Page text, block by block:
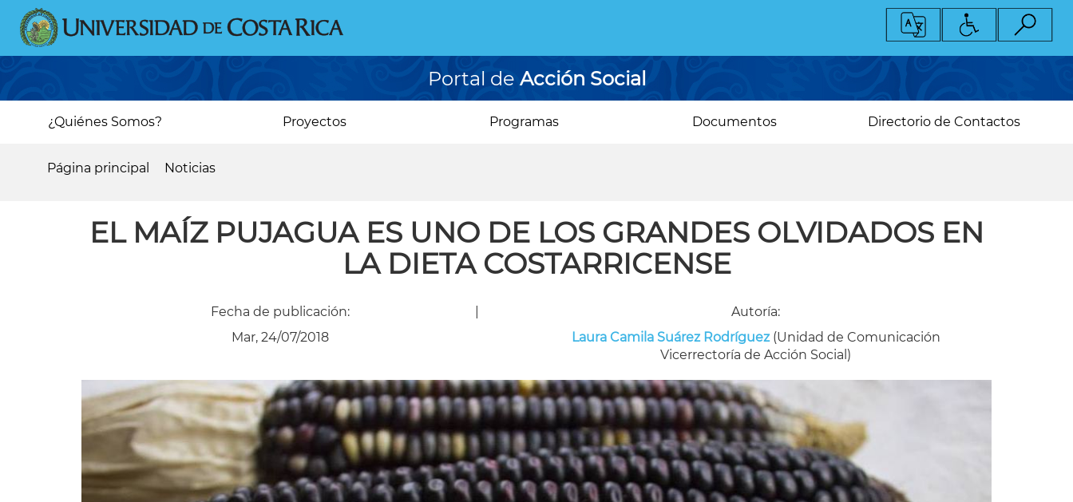
Pasar
contenido
principal
Portal de Acción Social
Main¿Quiénes Somos? Proyectos Programas Documentos Directorio de Contactos
enlaces
Página principal Noticias
EL MAÍZ PUJAGUA ES UNO DE LOS GRANDES OLVIDADOS EN
LA DIETA COSTARRICENSE
Fecha de publicación:
Mar, 24/07/2018
Autoría:
Laura Camila Suárez Rodríguez(Unidad de Comunicación
Vicerrectoría de Acción Social)